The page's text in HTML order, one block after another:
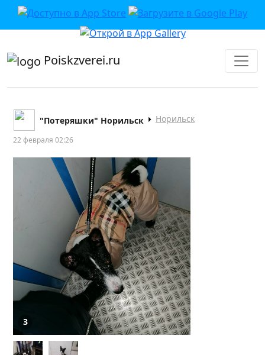
приложении или в VK">
Poiskzverei.ru
"Потеряшки" Норильск Норильск
22 февраля 02:26
3